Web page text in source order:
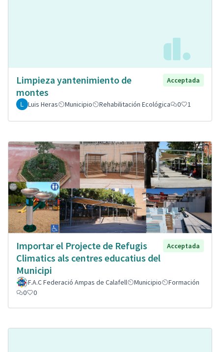
Limpieza yantenimiento de
montes
Acceptada
Luis Heras Municipio Rehabilitación Ecológica 0 1
Importar el Projecte de Refugis
Climatics als centres educatius del
Municipi
Acceptada
F.A.C Federació Ampas de Calafell Municipio
Formación
0
0